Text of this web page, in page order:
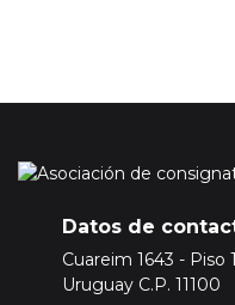
Datos de
Cuareim 1643 - Piso
Uruguay C.P. 11100